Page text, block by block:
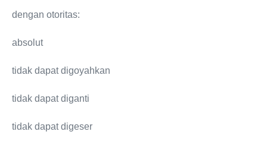
dengan otoritas:
absolut
tidak dapat digoyahkan
tidak dapat diganti
tidak dapat digeser